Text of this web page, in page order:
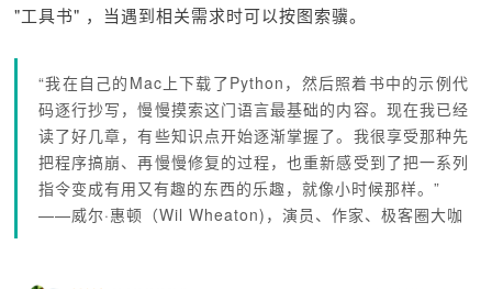
"工具书" ，当遇到相关需求时可以按图索骥。
“我在自己的Mac上下载了Python，然后照着书中的示例代
码逐行抄写，慢慢摸索这门语言最基础的内容。现在我已经
读了好几章，有些知识点开始逐渐掌握了。我很享受那种先
把程序搞崩、再慢慢修复的过程，也重新感受到了把一系列
指令变成有用又有趣的东西的乐趣，就像小时候那样。”
——威尔·惠顿（Wil Wheaton)，演员、作家、极客圈大咖